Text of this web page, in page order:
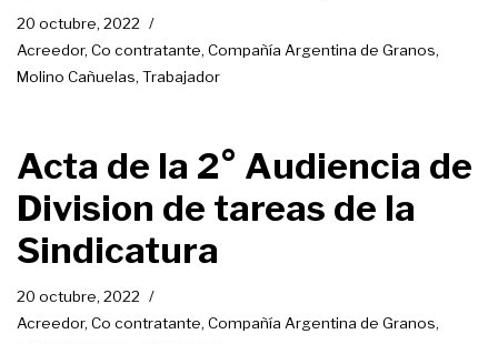
20 octubre, 2022
Acreedor, Co contratante, Compañía Argentina de Granos,
Molino Cañuelas, Trabajador
Acta de la 2° Audiencia de
Division de tareas de la
Sindicatura
20 octubre, 2022
Acreedor, Co contratante, Compañía Argentina de Granos,